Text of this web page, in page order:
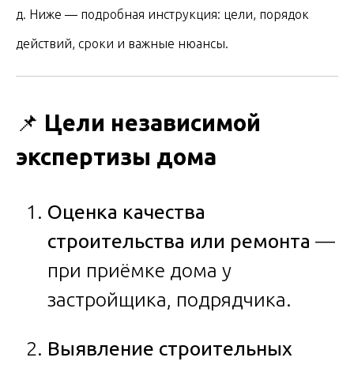
д. Ниже — подробная инструкция: цели, порядок
действий, сроки и важные нюансы.
📌 Цели независимой
экспертизы дома
Оценка качества
строительства или ремонта —
при приёмке дома у
застройщика, подрядчика.
Выявление строительных